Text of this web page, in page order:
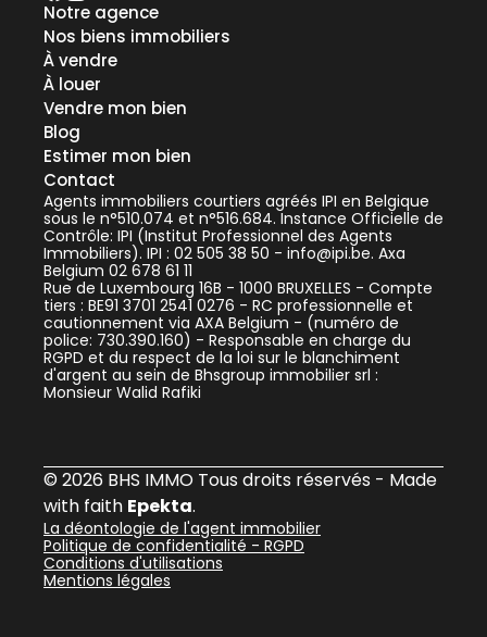
Notre agence
Nos biens immobiliers
À vendre
À louer
Vendre mon bien
Blog
Estimer mon bien
Contact
Agents immobiliers courtiers agréés IPI en Belgique
sous le n°510.074 et n°516.684. Instance Officielle de
Contrôle: IPI (Institut Professionnel des Agents
Immobiliers). IPI : 02 505 38 50 - info@ipi.be. Axa
Belgium 02 678 61 11
Rue de Luxembourg 16B - 1000 BRUXELLES - Compte
tiers : BE91 3701 2541 0276 - RC professionnelle et
cautionnement via AXA Belgium - (numéro de
police: 730.390.160) - Responsable en charge du
RGPD et du respect de la loi sur le blanchiment
d'argent au sein de Bhsgroup immobilier srl :
Monsieur Walid Rafiki
© 2026 BHS IMMO Tous droits réservés - Made
with faith Epekta.
La déontologie de l'agent immobilier
Politique de confidentialité - RGPD
Conditions d'utilisations
Mentions légales